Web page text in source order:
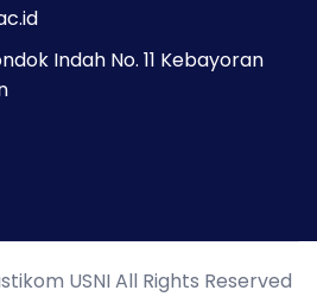
Indah No. 11 Kebayoran
USNI All Rights Reserved